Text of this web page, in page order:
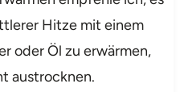
Hitze mit einem
oder Öl zu erwärmen,
austrocknen.